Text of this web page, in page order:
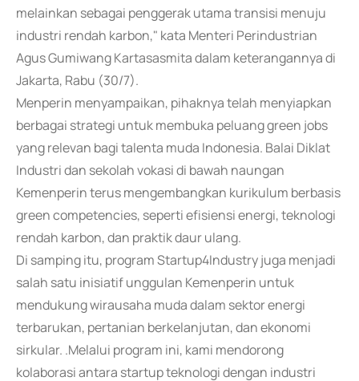
melainkan sebagai penggerak utama transisi menuju
industri rendah karbon," kata Menteri Perindustrian
Agus Gumiwang Kartasasmita dalam keterangannya di
Jakarta, Rabu (30/7).
Menperin menyampaikan, pihaknya telah menyiapkan
berbagai strategi untuk membuka peluang green jobs
yang relevan bagi talenta muda Indonesia. Balai Diklat
Industri dan sekolah vokasi di bawah naungan
Kemenperin terus mengembangkan kurikulum berbasis
green competencies, seperti efisiensi energi, teknologi
rendah karbon, dan praktik daur ulang.
Di samping itu, program Startup4Industry juga menjadi
salah satu inisiatif unggulan Kemenperin untuk
mendukung wirausaha muda dalam sektor energi
terbarukan, pertanian berkelanjutan, dan ekonomi
sirkular. .Melalui program ini, kami mendorong
kolaborasi antara startup teknologi dengan industri